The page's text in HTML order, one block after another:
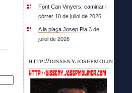
Font Can Vinyers, caminar i
córrer 10 de juliol de 2026
A la plaça Josep Pla 3 de
juliol de 2026
http://disseny.josepmoliner.com